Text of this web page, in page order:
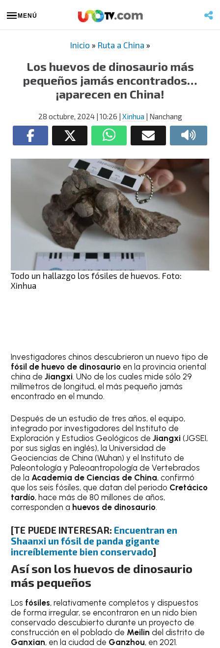
MENÚ
Inicio » Ruta a China »
Los huevos de dinosaurio más
pequeños jamás encontrados…
¡aparecen en China!
28 octubre, 2024| 10:26 | Xinhua | Nanchang
Todo un hallazgo los fósiles de huevos. Foto:
Xinhua
Investigadores chinos descubrieron un nuevo tipo de
fósil de huevo de dinosaurio en la provincia oriental
china deJiangxi. UNo de los cuales mide sólo 29
milímetros de longitud, el más pequeño jamás
encontrado en el mundo.
Después de un estudio de tres años, el equipo,
integrado por investigadores del Instituto de
Exploración y Estudios Geológicos deJiangxi (JGSEI,
por sus siglas en inglés), la Universidad de
Geociencias de China (Wuhan) y el Instituto de
Paleontología y Paleoantropología de Vertebrados
de laAcademia de Ciencias de China, confirmó
que los seis fósiles, que datan del periodo Cretácico
tardío, hace más de 80 millones de años,
corresponden a huevos de dinosaurio.
[TE PUEDE INTERESAR: Encuentran en
Shaanxi un fósil de panda gigante
increíblemente bien conservado]
Así son los huevos de dinosaurio
más pequeños
Los fósiles, relativamente completos y dispuestos
de forma irregular, se encontraron en un nido bien
conservado descubierto durante un proyecto de
construcción en el poblado de Meilin del distrito de
Ganxian, en la ciudad de Ganzhou, en 2021.